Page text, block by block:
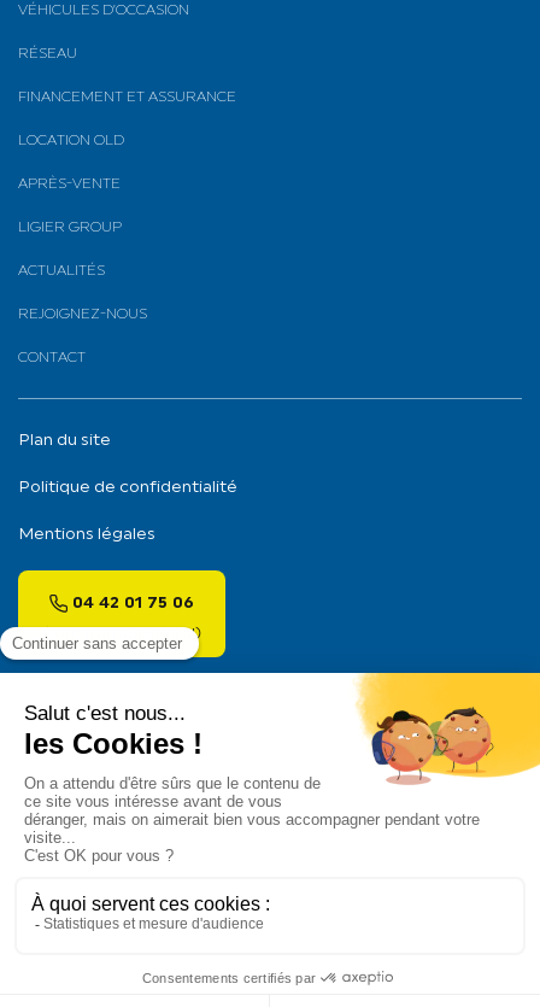
VÉHICULES D’OCCASION
RÉSEAU
FINANCEMENT ET ASSURANCE
LOCATION OLD
APRÈS-VENTE
LIGIER GROUP
ACTUALITÉS
REJOIGNEZ-NOUS
CONTACT
Plan du site
Politique de confidentialité
Mentions légales
04 42 01 75 06
(coût d’un appel local)
Pour les trajets courts, privilégiez la marche ou le